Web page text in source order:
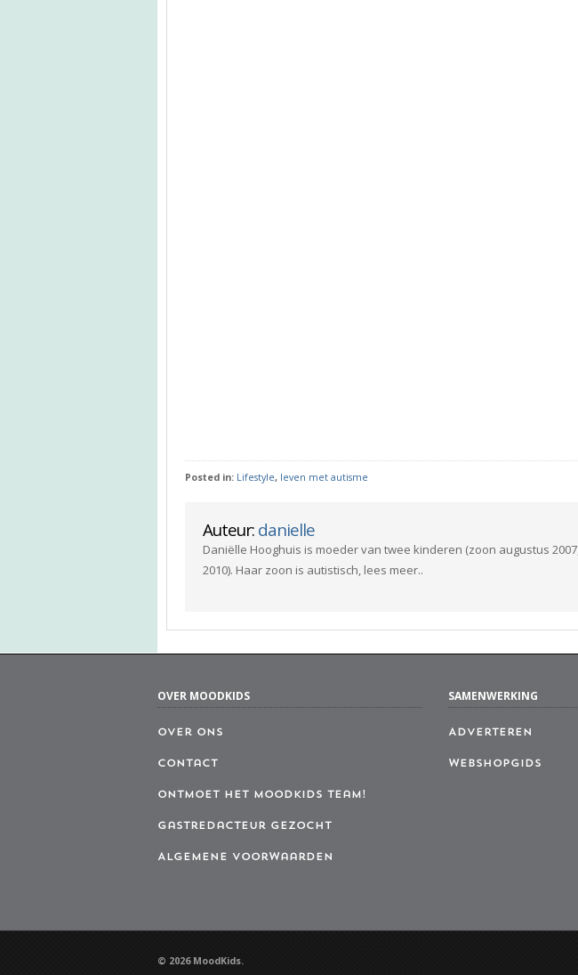
Posted in: Lifestyle, leven met autisme
Auteur: danielle
Daniëlle Hooghuis is moeder van twee kinderen (zoon augustus
2010). Haar zoon is autistisch, lees meer..
OVER MOODKIDS
Over ons
Contact
Ontmoet het MoodKids Team!
Gastredacteur gezocht
Algemene Voorwaarden
SAMENWERKING
Adverteren
Webshopgids
© 2026 MoodKids.